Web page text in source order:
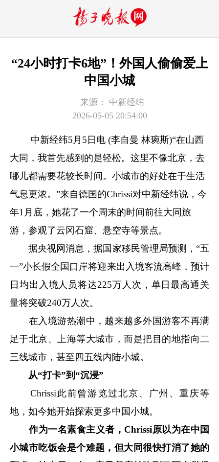
“24小时打卡6地”！外国人偷偷爱上
中国小城
来源：
中新经纬
2026-05-05 20:54:00
中新经纬5月5日电 (李自曼 林琬斯)“在山西
大同，我首先感到的是轻松。这里不像北京，去
哪儿都需要花较长时间。小城市的好处在于生活
气息更浓。”来自德国的Chrissi对中新经纬说，今
年1月底，她花了一个周末的时间前往大同旅
游，参观了云冈石窟、悬空寺等景点。
据央视网消息，据国家移民管理局预测，“五
一”小长假全国口岸将迎来出入境客流高峰，预计
日均出入境人员将达225万人次，单日最高通关
量将突破240万人次。
在入境游热潮中，越来越多外国游客不再满
足于北京、上海等大城市，而是把目的地指向二
三线城市，甚至四五线内陆小城。
从“打卡”到“沉浸”
Chrissi此前曾游览过北京、广州、重庆等
地，如今她开始探索更多中国小城。
作为一名素食主义者，Chrissi原以为在中国
小城市吃饭会是个难题，但大同很快打消了她的